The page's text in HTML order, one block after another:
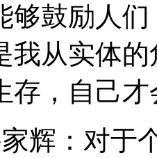
够鼓励人
我从实体
存，自己
辉：对于